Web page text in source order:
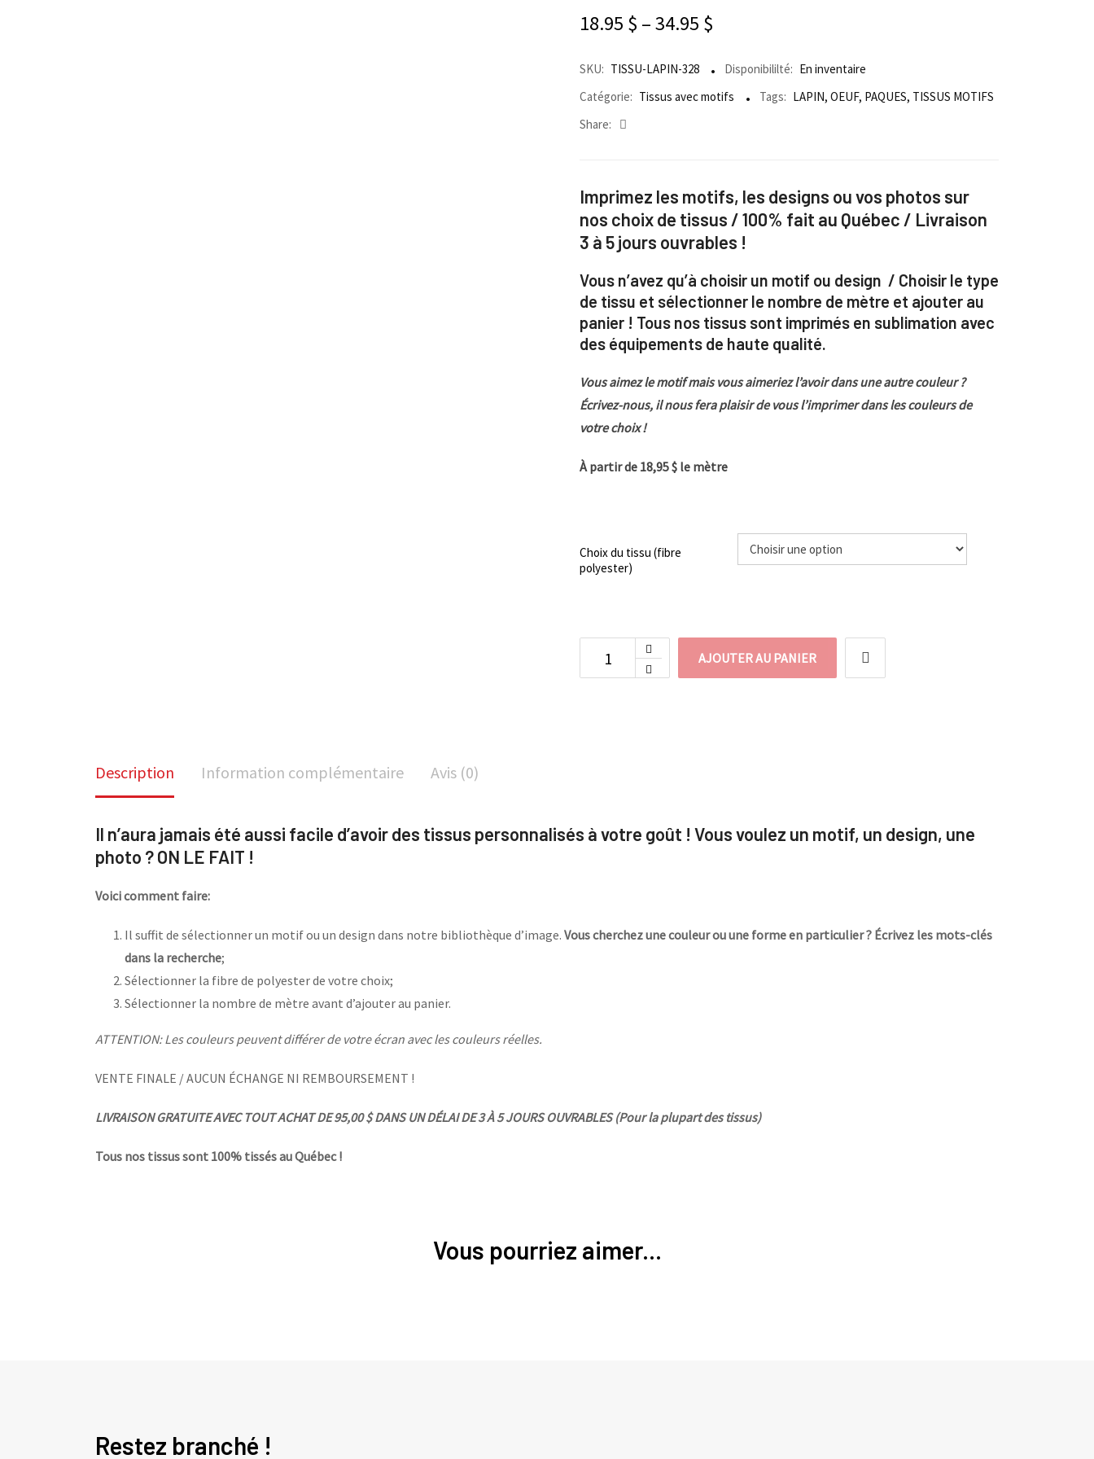
18.95 $ –34.95 $
SKU: TISSU-LAPIN-328 Disponibililté: En inventaire
Catégorie: Tissus avec motifs Tags: LAPIN, OEUF, PAQUES, TISSUS MOTIFS
Share:
Imprimez les motifs, les designs ou vos photos sur
nos choix de tissus / 100% fait au Québec / Livraison
3 à 5 jours ouvrables !
Vous n’avez qu’à choisir un motif ou design / Choisir le type
de tissu et sélectionner le nombre de mètre et ajouter au
panier ! Tous nos tissus sont imprimés en sublimation avec
des équipements de haute qualité.
Vous aimez le motif mais vous aimeriez l’avoir dans une autre couleur ?
Écrivez-nous, il nous fera plaisir de vous l’imprimer dans les couleurs de
votre choix !
À partir de 18,95 $ le mètre
Choix du tissu (fibre
polyester)
AJOUTER AU PANIER
Description Information complémentaire Avis (0)
Il n’aura jamais été aussi facile d’avoir des tissus personnalisés à votre goût ! Vous voulez un motif, un design, une
photo ? ON LE FAIT !
Voici comment faire:
Il suffit de sélectionner un motif ou un design dans notre bibliothèque d’image. Vous cherchez une couleur ou une forme en particulier ? Écrivez les mots-clés
dans la recherche;
Sélectionner la fibre de polyester de votre choix;
Sélectionner la nombre de mètre avant d’ajouter au panier.
ATTENTION: Les couleurs peuvent différer de votre écran avec les couleurs réelles.
VENTE FINALE / AUCUN ÉCHANGE NI REMBOURSEMENT !
LIVRAISON GRATUITE AVEC TOUT ACHAT DE 95,00 $ DANS UN DÉLAI DE 3 À 5 JOURS OUVRABLES (Pour la plupart des tissus)
Tous nos tissus sont 100% tissés au Québec !
Vous pourriez aimer...
Restez branché !